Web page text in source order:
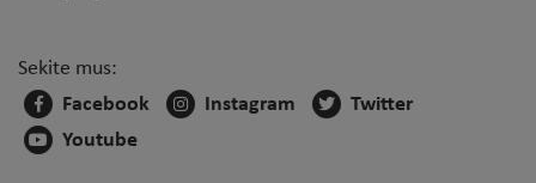
Sekite mus:
Facebook
Instagram
Twitter
Youtube